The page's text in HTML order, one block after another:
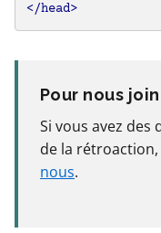
</head>
Si vous avez
de la rétroaction,
nous.